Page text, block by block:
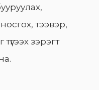
тээвэр,
зэрэгт